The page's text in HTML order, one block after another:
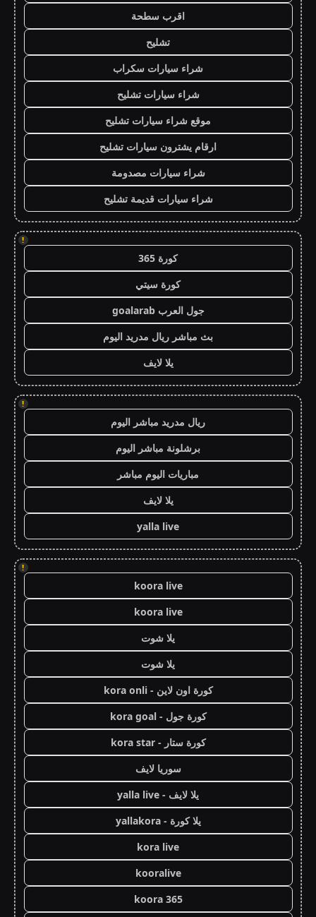
اقرب سطحة
تشليح
شراء سيارات سكراب
شراء سيارات تشليح
موقع شراء سيارات تشليح
ارقام يشترون سيارات تشليح
شراء سيارات مصدومة
شراء سيارات قديمة تشليح
!
كورة 365
كورة سيتي
جول العرب goalarab
بث مباشر ريال مدريد اليوم
يلا لايف
!
ريال مدريد مباشر اليوم
برشلونة مباشر اليوم
مباريات اليوم مباشر
يلا لايف
yalla live
!
koora live
koora live
يلا شوت
يلا شوت
كورة اون لاين - kora onli
كورة جول - kora goal
كورة ستار - kora star
سوريا لايف
يلا لايف - yalla live
يلا كورة - yallakora
kora live
kooralive
koora 365